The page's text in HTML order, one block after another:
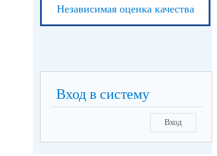
Независимая оценка качества
Вход в систему
Вход